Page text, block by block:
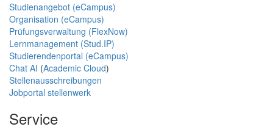
Studienangebot (eCampus)
Organisation (eCampus)
Prüfungsverwaltung (FlexNow)
Lernmanagement (Stud.IP)
Studierendenportal (eCampus)
Chat AI (Academic Cloud)
Stellenausschreibungen
Jobportal stellenwerk
Service